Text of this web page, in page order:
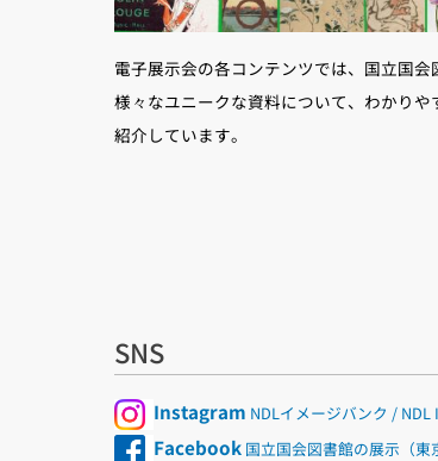
電子展示会の各コンテンツでは、国立国会
様々なユニークな資料について、わかりや
紹介しています。
SNS
Instagram NDLイメージバンク / NDL
Facebook 国立国会図書館の展示（東